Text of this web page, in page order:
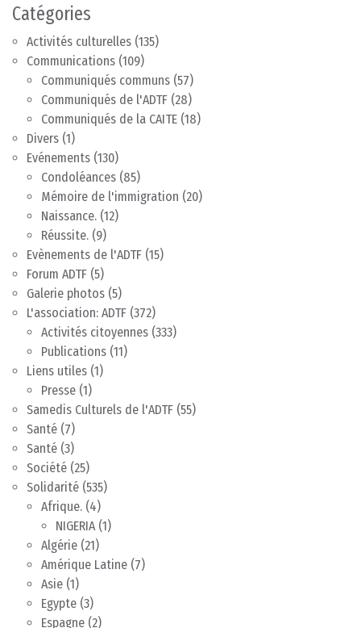
Catégories
Activités culturelles (135)
Communications (109)
Communiqués communs (57)
Communiqués de l'ADTF (28)
Communiqués de la CAITE (18)
Divers (1)
Evénements (130)
Condoléances (85)
Mémoire de l'immigration (20)
Naissance. (12)
Réussite. (9)
Evènements de l'ADTF (15)
Forum ADTF (5)
Galerie photos (5)
L'association: ADTF (372)
Activités citoyennes (333)
Publications (11)
Liens utiles (1)
Presse (1)
Samedis Culturels de l'ADTF (55)
Santé (7)
Santé (3)
Société (25)
Solidarité (535)
Afrique. (4)
NIGERIA(1)
Algérie (21)
Amérique Latine (7)
Asie (1)
Egypte (3)
Espagne (2)